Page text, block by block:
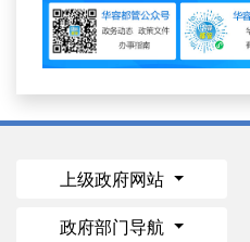
上级政府网站
政府部门导航